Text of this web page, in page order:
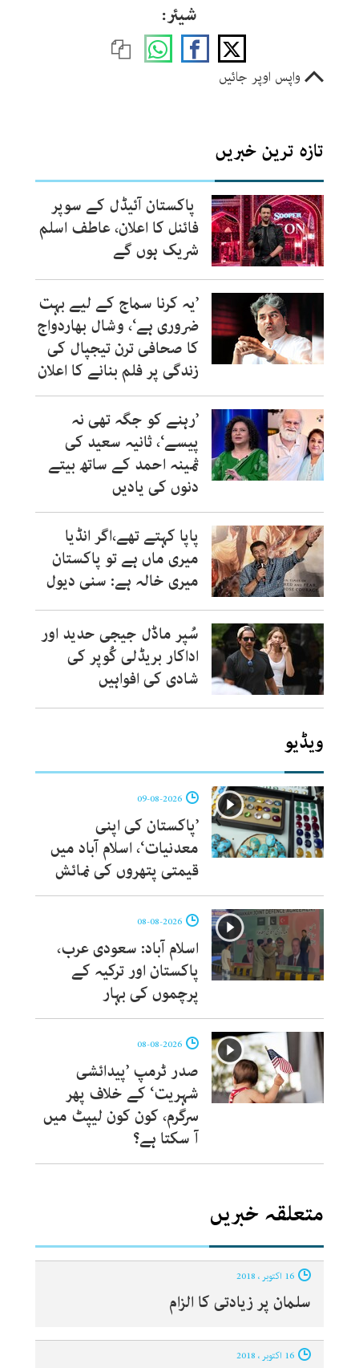
شیئر:
واپس اوپر جائیں
تازہ ترین خبریں
پاکستان آئیڈل کے سوپر
فائنل کا اعلان، عاطف اسلم
شریک ہوں گے
’یہ کرنا سماج کے لیے بہت
ضروری ہے‘، وشال بھاردواج
کا صحافی ترن تیجپال کی
زندگی پر فلم بنانے کا اعلان
’رہنے کو جگہ تھی نہ
پیسے‘، ثانیہ سعید کی
ثمینہ احمد کے ساتھ بیتے
دنوں کی یادیں
پاپا کہتے تھے،اگر انڈیا
میری ماں ہے تو پاکستان
میری خالہ ہے: سنی دیول
سُپر ماڈل جیجی حدید اور
اداکار بریڈلی کُوپر کی
شادی کی افواہیں
ویڈیو
’پاکستان کی اپنی
معدنیات‘، اسلام آباد میں
قیمتی پتھروں کی نمائش
اسلام آباد: سعودی عرب،
پاکستان اور ترکیہ کے
پرچموں کی بہار
صدر ٹرمپ ’پیدائشی
شہریت‘ کے خلاف پھر
سرگرم، کون کون لیپٹ میں
آ سکتا ہے؟
متعلقہ خبریں
سلمان پر زیادتی کا الزام